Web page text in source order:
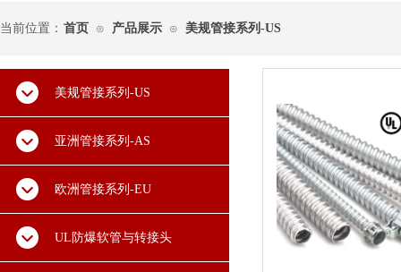
当前位置： 首页 ⊙ 产品展示 ⊙ 美规管接系列-US
美规管接系列-US
亚洲管接系列-AS
欧洲管接系列-EU
UL防爆软管与转接头